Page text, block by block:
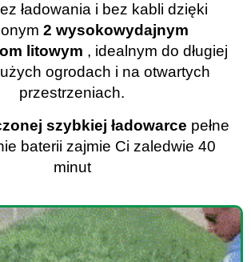
ładowania i bez kabli dzięki
2 wysokowydajnym
litowym , idealnym do długiej
ogrodach i na otwartych
przestrzeniach.
szybkiej ładowarce pełne
baterii zajmie Ci zaledwie 40
minut